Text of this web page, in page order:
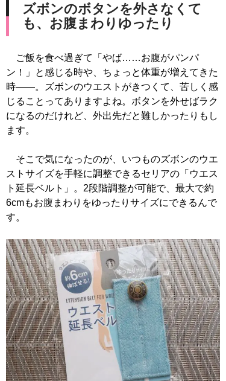
ズボンのボタンを外さなくて
も、お腹まわりゆったり
ご飯を食べ過ぎて「やば……お腹がパンパ
ン！」と感じる時や、ちょっと体重が増えてきた
時——。ズボンのウエストがきつくて、苦しく感
じることってありますよね。ボタンを外せばラク
になるのだけれど、外出先だと難しかったりもし
ます。
そこで気になったのが、いつものズボンのウエ
ストサイズを手軽に調整できるセリアの「ウエス
ト延長ベルト」。2段階調整が可能で、最大で約
6cmもお腹まわりをゆったりサイズにできるんで
す。